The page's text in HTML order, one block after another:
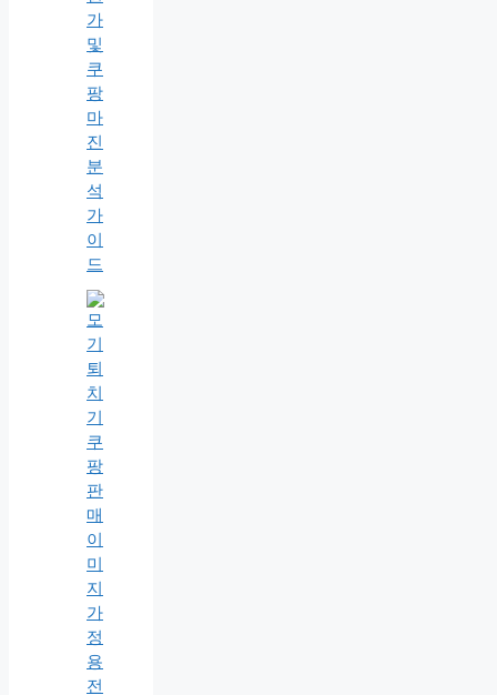
가
및
쿠
팡
마
진
분
석
가
이
드
가
정
용
전